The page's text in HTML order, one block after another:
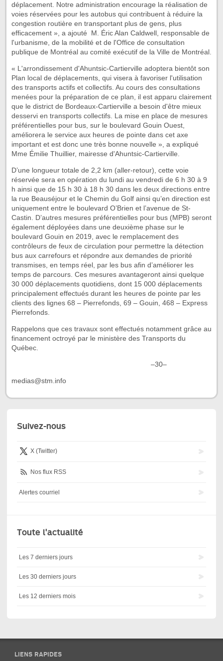
déplacement. Notre administration encourage la réalisation de
voies réservées pour les autobus qui contribuent à réduire la
congestion routière en transportant plus de gens, plus
efficacement », a ajouté M. Éric Alan Caldwell, responsable de
l'urbanisme, de la mobilité et de l'Office de consultation
publique de Montréal au comité exécutif de la Ville de Montréal.
« L'arrondissement d'Ahuntsic-Cartierville adoptera bientôt son
Plan local de déplacements, qui visera à favoriser l'utilisation
des transports actifs et collectifs. Au cours des consultations
menées pour la préparation de ce plan, il est apparu clairement
que le district de Bordeaux-Cartierville a besoin d'être mieux
desservi en transports collectifs. La mise en place de mesures
préférentielles pour bus, sur le boulevard Gouin Ouest,
améliorera le service aux heures de pointe dans cet axe
important et est donc une très bonne nouvelle », a expliqué
Mme Émilie Thuillier, mairesse d'Ahuntsic-Cartierville.
D’une longueur totale de 2,2 km (aller-retour), cette voie
réservée sera en opération du lundi au vendredi de 6 h 30 à 9
h ainsi que de 15 h 30 à 18 h 30 dans les deux directions entre
la rue Beauséjour et le Chemin du Golf ainsi qu’en direction est
uniquement entre le boulevard O’Brien et l’avenue de St-
Castin. D’autres mesures préférentielles pour bus (MPB) seront
également déployées dans une deuxième phase sur le
boulevard Gouin en 2019, avec le remplacement des
contrôleurs de feux de circulation pour permettre la détection
bus aux carrefours et répondre aux demandes de priorité
transmises, en temps réel, par les bus afin d’améliorer les
temps de parcours. Ces mesures avantageront ainsi quelque
30 000 déplacements quotidiens, dont 15 000 déplacements
principalement effectués durant les heures de pointe par les
clients des lignes 68 – Pierrefonds, 69 – Gouin, 468 – Express
Pierrefonds.
Rappelons que ces travaux sont effectués notamment grâce au
financement octroyé par le ministère des Transports du
Québec.
–30–
medias@stm.info
Suivez-nous
X (Twitter)
Nos flux RSS
Alertes courriel
Toute l'actualité
Les 7 derniers jours
Les 30 derniers jours
Les 12 derniers mois
LIENS RAPIDES